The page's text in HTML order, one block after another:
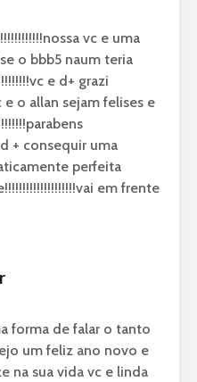
vc e uma
o bbb5 naum teria
e d+ grazi
e o allan sejam felises e
+ consequir uma
perfeita
em frente
forma de falar o tanto
um feliz ano novo e
na sua vida vc e linda